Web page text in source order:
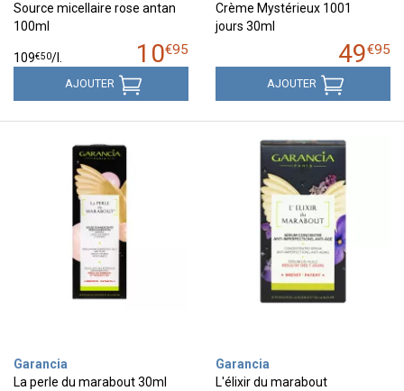
Source micellaire rose antan
100ml
10€95
109€50/
AJOUTER
Crème Mystérieux 1001
jours 30ml
49€95
AJOUTER
Garancia
La perle du marabout 30ml
Garancia
L'élixir du marabout